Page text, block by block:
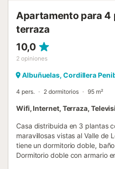
Apartamento para 4
terraza
10,0
2 opiniones
Albuñuelas, Cordillera
4 pers. 2 dormitorios 95 m²
Wifi, Internet, Terraza,
Casa distribuida en 3 plantas
maravillosas vistas al Valle de
tiene un dormitorio doble,
Dormitorio doble con armario